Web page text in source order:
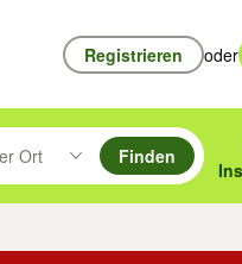
Registrieren oder
unten durchsuchen und
drücken um zu suchen,
Ort
Umkreis des gewählten Orts
Finden